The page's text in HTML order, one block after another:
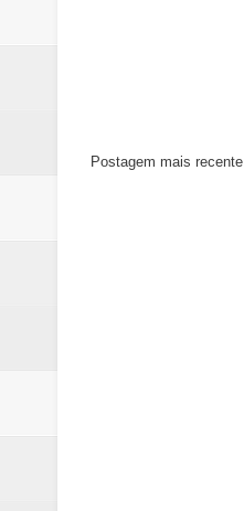
Postagem mais recente